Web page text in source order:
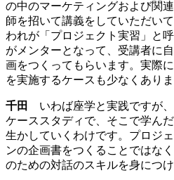
の中のマーケティングおよび関
師を招いて講義をしていただい
われが「プロジェクト実習」と
がメンターとなって、受講者に
画をつくってもらいます。実際
を実施するケースも少なくありま
千田
いわば座学と実践ですが
ケーススタディで、そこで学ん
生かしていくわけです。プロジ
ンの企画書をつくることではな
のための対話のスキルを身につけ